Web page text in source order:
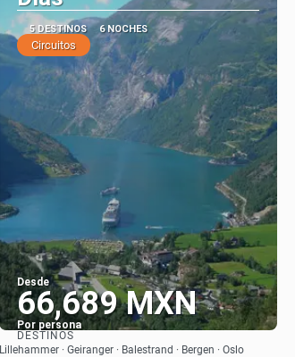
5 DESTINOS 6 NOCHES
Circuitos
Desde
66,689 MXN
Por persona
Ver
DESTINOS
Lillehammer · Geiranger · Balestrand · Bergen · Oslo